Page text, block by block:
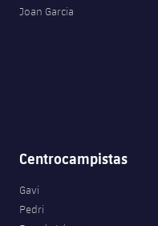
Joan Garcia
Centrocampistas
Gavi
Pedri